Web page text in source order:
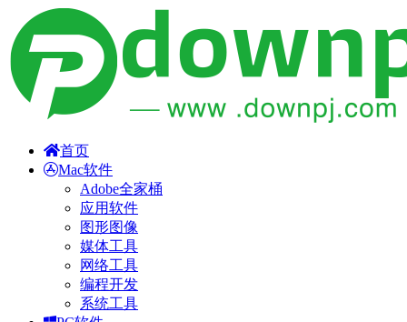
首页
Mac软件
Adobe全家桶
应用软件
图形图像
媒体工具
网络工具
编程开发
系统工具